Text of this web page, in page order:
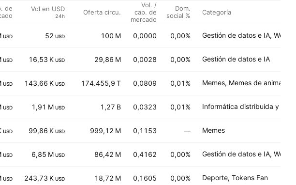
de
Vol en USD
24h Oferta circu.
Vol. /
cap. de
mercado
Dom.
social %
Categoría
USD 52 USD 100 M 0,0000 0,00% Gestión de datos e IA, Web3
USD 16,53 K USD 29,86 M 0,0028 0,00% Gestión de datos e IA
USD 143,66 K USD 174.455,9 T 0,0809 0,01% Memes, Memes de animales
USD 1,91 M USD 1,27 B 0,0323 0,01%
USD 99,86 K USD 999,12 M 0,1153 — Memes
USD 6,85 M USD 86,42 M 0,4162 0,00% Gestión de datos e IA, Web3
USD 243,73 K USD 18,72 M 0,1605 0,00% Deporte, Tokens Fan